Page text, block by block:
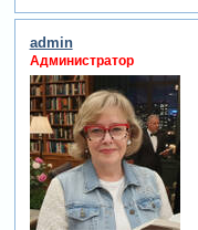
admin
Администратор